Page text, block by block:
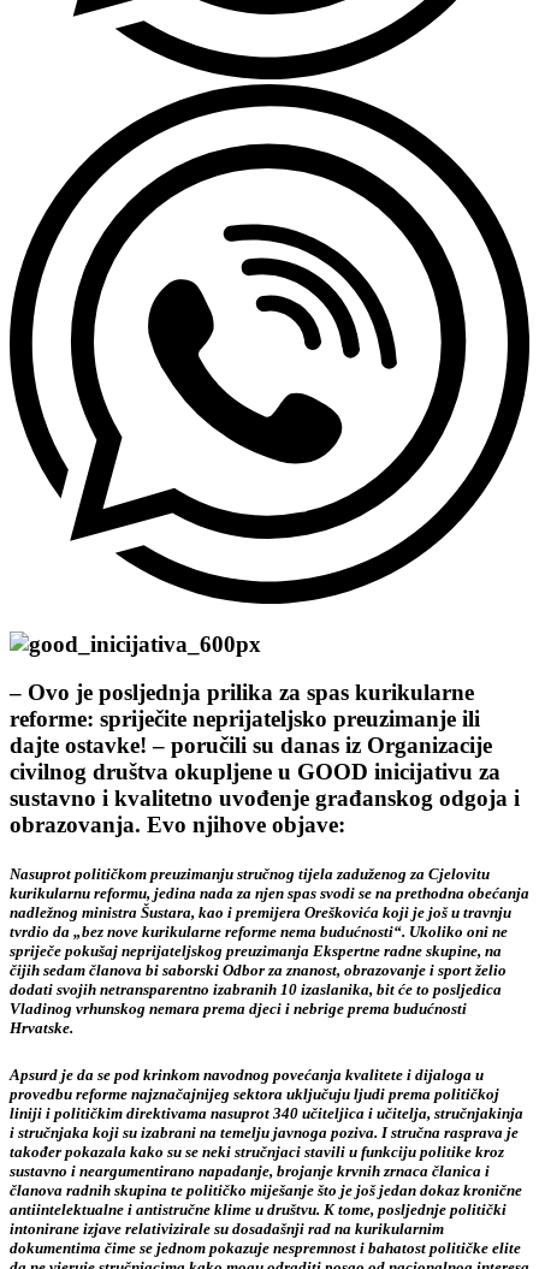
– Ovo je posljednja prilika za spas kurikularne
reforme: spriječite neprijateljsko preuzimanje ili
dajte ostavke! – poručili su danas iz Organizacije
civilnog društva okupljene u GOOD inicijativu za
sustavno i kvalitetno uvođenje građanskog odgoja i
obrazovanja. Evo njihove objave:
Nasuprot političkom preuzimanju stručnog tijela zaduženog za Cjelovitu
kurikularnu reformu, jedina nada za njen spas svodi se na prethodna obećanja
nadležnog ministra Šustara, kao i premijera Oreškovića koji je još u travnju
tvrdio da „bez nove kurikularne reforme nema budućnosti“. Ukoliko oni ne
spriječe pokušaj neprijateljskog preuzimanja Ekspertne radne skupine, na
čijih sedam članova bi saborski Odbor za znanost, obrazovanje i sport želio
dodati svojih netransparentno izabranih 10 izaslanika, bit će to posljedica
Vladinog vrhunskog nemara prema djeci i nebrige prema budućnosti
Hrvatske.
Apsurd je da se pod krinkom navodnog povećanja kvalitete i dijaloga u
provedbu reforme najznačajnijeg sektora uključuju ljudi prema političkoj
liniji i političkim direktivama nasuprot 340 učiteljica i učitelja, stručnjakinja
i stručnjaka koji su izabrani na temelju javnoga poziva. I stručna rasprava je
također pokazala kako su se neki stručnjaci stavili u funkciju politike kroz
sustavno i neargumentirano napadanje, brojanje krvnih zrnaca članica i
članova radnih skupina te političko miješanje što je još jedan dokaz kronične
antiintelektualne i antistručne klime u društvu. K tome, posljednje politički
intonirane izjave relativizirale su dosadašnji rad na kurikularnim
dokumentima čime se jednom pokazuje nespremnost i bahatost političke elite